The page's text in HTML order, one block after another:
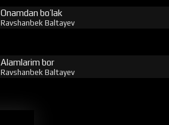
Onamdan bo’lak
Ravshanbek Baltayev
Alamlarim bor
Ravshanbek Baltayev